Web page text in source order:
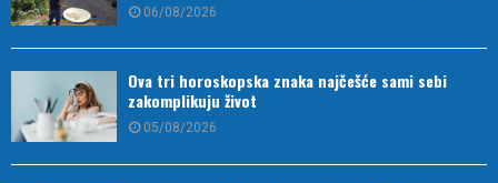
06/08/2026
Ova tri horoskopska znaka najčešće sami sebi
zakomplikuju život
05/08/2026